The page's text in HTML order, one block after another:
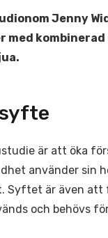
Jenny
är att öka
använder sin
Syftet är även
och behövs